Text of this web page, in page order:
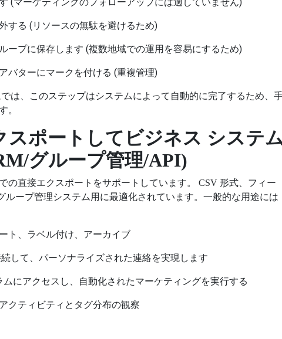
する (リソースの無駄を避けるため)
ープに保存します (複数地域での運用を容易にするため)
バターにマークを付ける (重複管理)
は、このステップはシステムによって自動的に完了するため、
。
スポートしてビジネス システ
グループ管理/API)
の直接エクスポートをサポートしています。
CSV 形式、フィー
ループ管理システム用に最適化されています。一般的な用途には
ト、ラベル付け、アーカイブ
して、パーソナライズされた連絡を実現します
にアクセスし、自動化されたマーケティングを実行する
クティビティとタグ分布の観察